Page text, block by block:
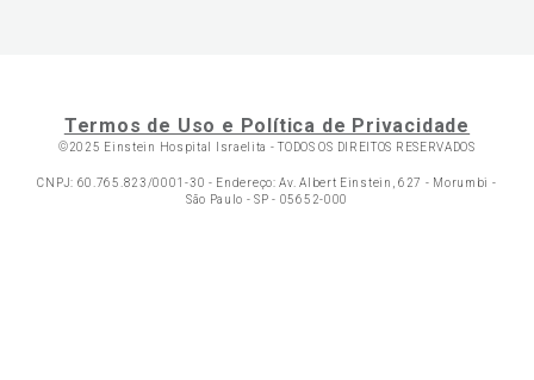
Termos de Uso e Política de Privacidade
©2025 Einstein Hospital Israelita -TODOS OS DIREITOS RESERVADOS
CNPJ: 60.765.823/0001-30 - Endereço: Av. Albert Einstein, 627 - Morumbi -
São Paulo - SP - 05652-000